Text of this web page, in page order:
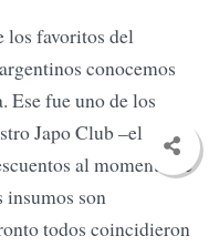
los favoritos del
conocemos
Ese fue uno de los
Japo Club –el
al momento de
insumos son
todos coincidieron